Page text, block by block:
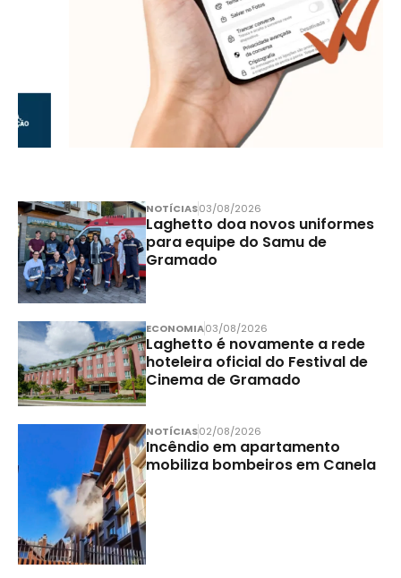
NOTÍCIAS03/08/2026
Laghetto doa novos uniformes
para equipe do Samu de
Gramado
ECONOMIA03/08/2026
Laghetto é novamente a rede
hoteleira oficial do Festival de
Cinema de Gramado
NOTÍCIAS02/08/2026
Incêndio em apartamento
mobiliza bombeiros em Canela